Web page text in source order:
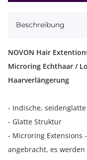
Beschreibung
NOVON Hair
Microring Echthaar /
Haarverlängerung
- Indische,
- Glatte Struktur
- Microring Extensions
angebracht, es